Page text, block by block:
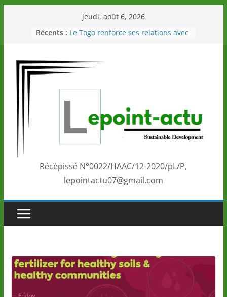
jeudi, août 6, 2026
Récents : Le Togo renforce ses relations avec
Éléphants en Côte d’Ivoire
LOTO DETENTE”, un nouveau tirage
marque de confiance au Togo sur
la scène internationale au-delà des
performances de ses athlètes
Togo: Que retenir de la politique
éducation et de l’ambition de
Récépissé N°0022/HAAC/12-2020/pL/P,
lepointactu07@gmail.com